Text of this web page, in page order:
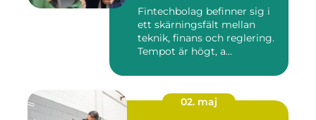
Fintechbolag befinner sig i
ett skärningsfält mellan
teknik, finans och reglering.
Tempot är högt, a...
02. maj